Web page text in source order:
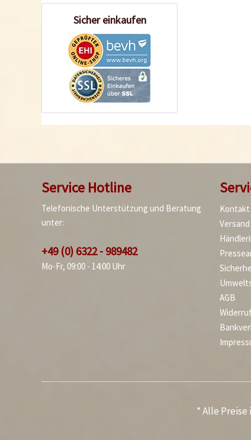
Sicher einkaufen
Service Hotline
Telefonische Unterstützung und Beratung
unter:
+49 (0) 6322 - 989482
Mo-Fr, 09:00 - 14:00 Uhr
Kontakt
AGB
* Alle